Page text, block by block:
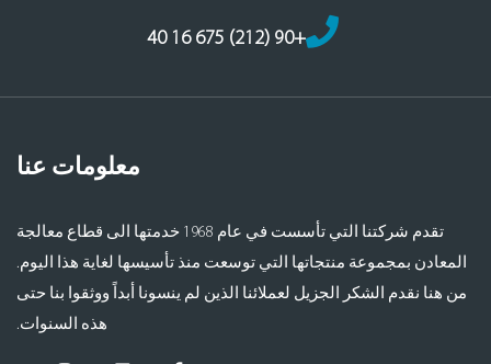
+90 (212) 675 16 40
معلومات عنا
تقدم شركتنا التي تأسست في عام 1968 خدمتها الى قطاع معالجة
المعادن بمجموعة منتجاتها التي توسعت منذ تأسيسها لغاية هذا اليوم.
من هنا نقدم الشكر الجزيل لعملائنا الذين لم ينسونا أبداً ووثقوا بنا حتى
هذه السنوات.